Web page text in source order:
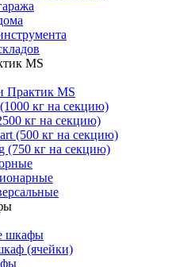
MS
Практик MS
кг на секцию)
кг на секцию)
(500 кг на секцию)
(750 кг на секцию)
шкафы
(ячейки)